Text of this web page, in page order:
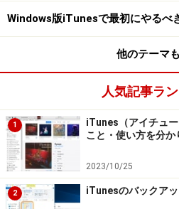
作成したバックアップデータ
バックアップは大切な
そもそも、いつ無くしたり壊れ
が電子機器。OSアップデート
プを作成するのは大切ですが
アップをとっておきましょう。
Windows版iTunesで最初にやるべ
他のテーマ
人気記事ラ
1
iTunes（アイチュ
こと・使い方を分か
2023/10/25
2 iTunesのバックア